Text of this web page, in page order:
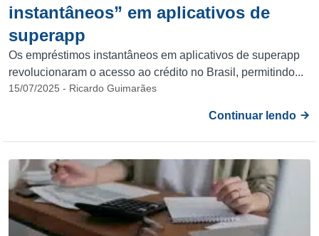
instantâneos” em aplicativos de
superapp
Os empréstimos instantâneos em aplicativos de superapp
revolucionaram o acesso ao crédito no Brasil, permitindo...
15/07/2025 - Ricardo Guimarães
Continuar lendo